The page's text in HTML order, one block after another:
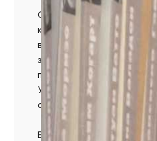
Сначала Наталья
когда речь зашла о
витиевато оформленной
знаков и символов. А
профессией или хобби). И
Узнали, кто любит
считает, что жизнь
В завершение встречи